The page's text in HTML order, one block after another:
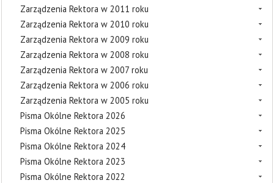
Zarządzenia Rektora w 2011 roku
Zarządzenia Rektora w 2010 roku
Zarządzenia Rektora w 2009 roku
Zarządzenia Rektora w 2008 roku
Zarządzenia Rektora w 2007 roku
Zarządzenia Rektora w 2006 roku
Zarządzenia Rektora w 2005 roku
Pisma Okólne Rektora 2026
Pisma Okólne Rektora 2025
Pisma Okólne Rektora 2024
Pisma Okólne Rektora 2023
Pisma Okólne Rektora 2022